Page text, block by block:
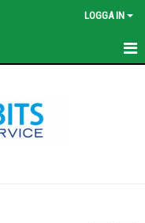
LOGGA IN